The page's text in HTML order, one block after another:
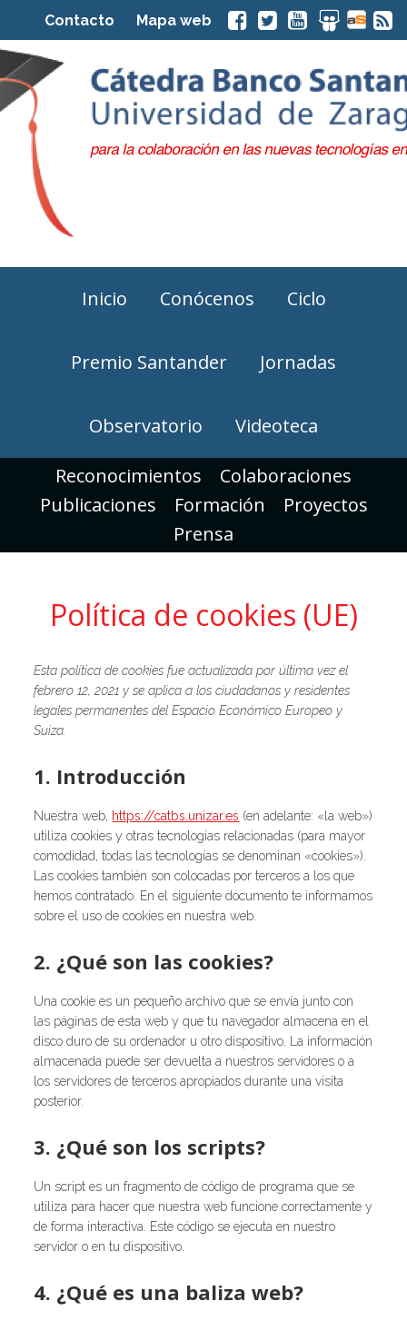
Contacto Mapa web
Inicio Conócenos Ciclo
Premio Santander Jornadas
Observatorio Videoteca
Reconocimientos
Colaboraciones
Publicaciones
Formación
Proyectos
Prensa
Política de cookies (UE)
Esta política de cookies fue actualizada por última vez el
febrero 12, 2021 y se aplica a los ciudadanos y residentes
legales permanentes del Espacio Económico Europeo y
Suiza.
1. Introducción
Nuestra web, https://catbs.unizar.es (en adelante: «la web»)
utiliza cookies y otras tecnologías relacionadas (para mayor
comodidad, todas las tecnologías se denominan «cookies»).
Las cookies también son colocadas por terceros a los que
hemos contratado. En el siguiente documento te informamos
sobre el uso de cookies en nuestra web.
2. ¿Qué son las cookies?
Una cookie es un pequeño archivo que se envía junto con
las páginas de esta web y que tu navegador almacena en el
disco duro de su ordenador u otro dispositivo. La información
almacenada puede ser devuelta a nuestros servidores o a
los servidores de terceros apropiados durante una visita
posterior.
3. ¿Qué son los scripts?
Un script es un fragmento de código de programa que se
utiliza para hacer que nuestra web funcione correctamente y
de forma interactiva. Este código se ejecuta en nuestro
servidor o en tu dispositivo.
4. ¿Qué es una baliza web?